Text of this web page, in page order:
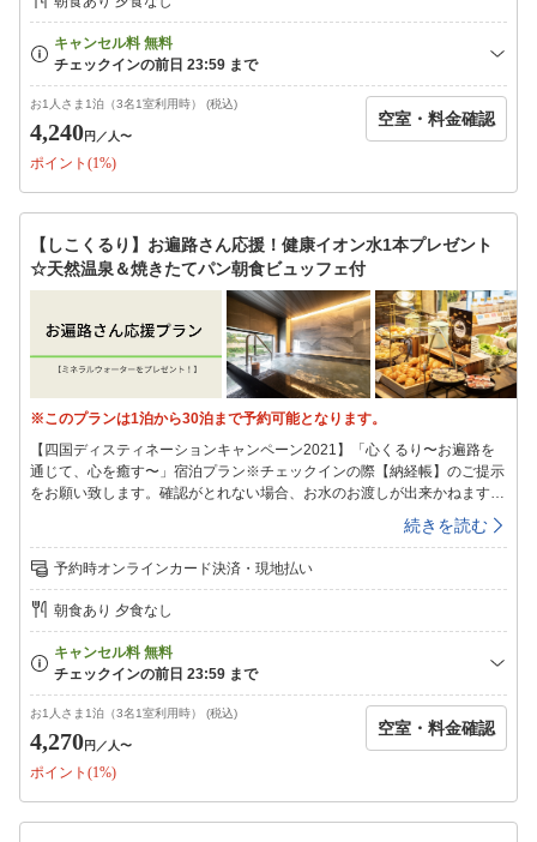
をビュッフェ形式でご用意しております。朝食時間【月〜土】6:30〜
8:30【日・祝】6:30〜9:00◆スーパーホテルオリジナルアメニティをもれ
なくプレゼント♪◆８種類から選べる快眠枕チェックイン時にフロントで
枕をお選びいただけます！（先着順）◆駐車場111台（先着順）無料※自
転車用の青空駐輪場をご用意しております。館内へは収納バックでの持ち
運びをお願いいたします。■アクセス所要目安時間■〇ＪＲ今治駅より徒歩
19分。〇西瀬戸自動車道今治ＩＣより車で約11分。＜空港＞〇松山空
港・・・松山空港より電車にて今治駅へ80分。【ご連泊中の清掃】SDGs
朝10時までに「清掃希望」のマグネットカードを客室ドアにご貼付くださ
い。※衛生上の観点より4日に一度10時〜15時の間清掃を実施いたしま
す。清掃の間お部屋にご滞在頂くことはできません。最終チェックインは
24時となっております。24時を過ぎますとキャンセル扱いとなり、キャ
ンセル料が100％発生いたしますのでご注意ください。また、フロントも
24時で営業終了致します。
お1人さま1泊（3名1室利用時） (税込)
4,240円 ／人〜
ポイント(1%)
空室・料金確認
【しこくるり】お遍路さん応援！健康イオン水1本プレゼント
☆天然温泉＆焼きたてパン朝食ビュッフェ付
※このプランは1泊から30泊まで予約可能となります。
【四国ディスティネーションキャンペーン2021】「心くるり〜お遍路を
通じて、心を癒す〜」宿泊プラン※チェックインの際【納経帳】のご提示
をお願い致します。確認がとれない場合、お水のお渡しが出来かねます事
ご了承下さいませ。【営業時間】◆チェックイン：15：00〜24：00（最
終）◆チェックアウト：10：00（プランに準ずる）■共通サービス■◆天
然温泉海道の湯入浴時間(男女別)15:00〜翌9:00◆全館健康イオン水を完
備♪◆ウェルカムバーソフトドリンクやワイン・カクテルなどのアルコー
ル類が飲み放題！※ドリンクの種類は変更の可能性がございます。予めご
了承下さい。営業時間15:00〜21:00◆LOHASな健康朝食を無料でご用意
毎朝出来たてサクサクの香り高い焼きたてパンや、オーガニック野菜のサ
ラダ、日替わりのおかずやご当地メニューなどをビュッフェ形式でご用意
しております。朝食時間【月〜土】6:30〜8:30【日・祝】6:30〜9:00◆ス
ーパーホテルオリジナルアメニティをもれなくプレゼント♪◆８種類から
選べる快眠枕チェックイン時にフロントで枕をお選びいただけます！（先
着順）◆駐車場111台（先着順）無料※自転車用の青空駐輪場をご用意し
ております。館内へは収納バックでの持ち運びをお願いいたします。【ご
続きを読む
予約時オンラインカード決済・現地払い
朝食あり 夕食なし
お1人さま1泊（3名1室利用時） (税込)
4,270円 ／人〜
ポイント(1%)
空室・料金確認